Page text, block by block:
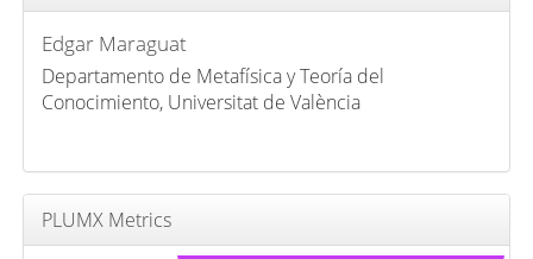
Edgar Maraguat
Departamento de Metafísica y Teoría del
Conocimiento, Universitat de València
PLUMX Metrics